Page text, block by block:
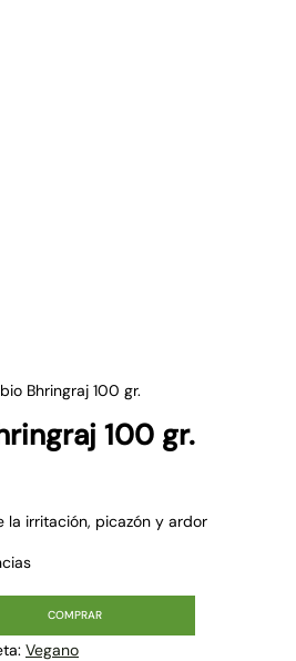
Bhringraj 100 gr.
100 gr.
la irritación, picazón y ardor
COMPRAR
Vegano